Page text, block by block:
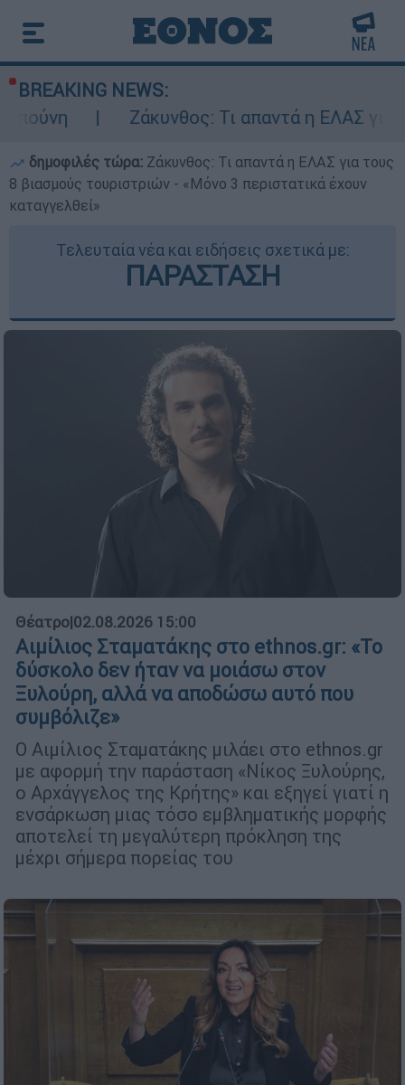
BREAKING NEWS:
Ζάκυνθος: Τι απαντά η ΕΛΑΣ για τους 8
δημοφιλές τώρα: Ζάκυνθος: Τι απαντά η ΕΛΑΣ για τους
8 βιασμούς τουριστριών - «Μόνο 3 περιστατικά έχουν
καταγγελθεί»
Τελευταία νέα και ειδήσεις σχετικά με:
ΠΑΡΑΣΤΑΣΗ
Θέατρο|02.08.2026 15:00
Αιμίλιος Σταματάκης στο ethnos.gr: «Το
δύσκολο δεν ήταν να μοιάσω στον
Ξυλούρη, αλλά να αποδώσω αυτό που
συμβόλιζε»
Ο Αιμίλιος Σταματάκης μιλάει στο ethnos.gr
με αφορμή την παράσταση «Νίκος Ξυλούρης,
ο Αρχάγγελος της Κρήτης» και εξηγεί γιατί η
ενσάρκωση μιας τόσο εμβληματικής μορφής
αποτελεί τη μεγαλύτερη πρόκληση της
μέχρι σήμερα πορείας του